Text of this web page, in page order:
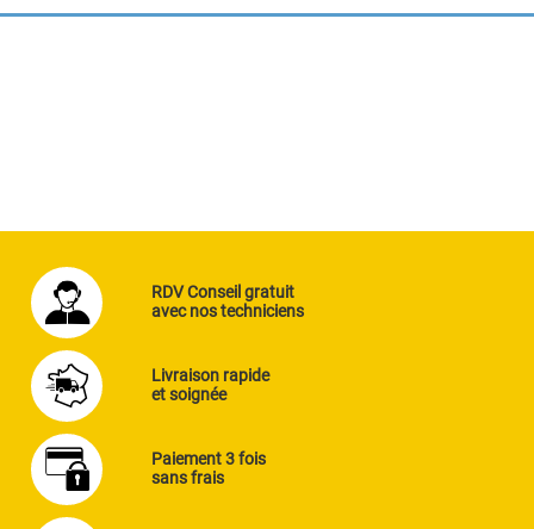
RDV Conseil gratuit
avec nos techniciens
Livraison rapide
et soignée
Paiement 3 fois
sans frais